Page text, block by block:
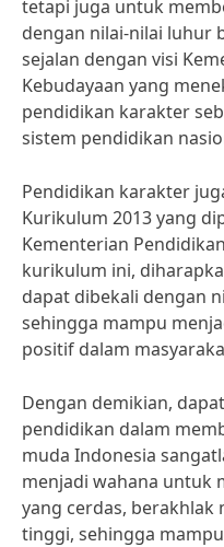
tetapi juga untuk
dengan nilai-nilai luhur
sejalan dengan visi
Kebudayaan yang
pendidikan karakter
sistem pendidikan
Pendidikan karakter
Kurikulum 2013 yang
Kementerian
kurikulum ini,
dapat dibekali dengan
sehingga mampu
positif dalam
Dengan demikian,
pendidikan dalam
muda Indonesia
menjadi wahana untuk
yang cerdas,
tinggi, sehingga